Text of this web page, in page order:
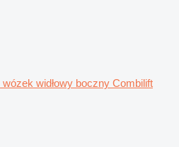
wózek widłowy boczny Combilift